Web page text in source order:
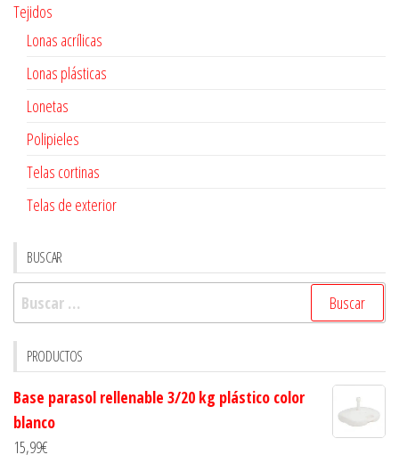
Tejidos
Lonas acrílicas
Lonas plásticas
Lonetas
Polipieles
Telas cortinas
Telas de exterior
BUSCAR
Buscar:
PRODUCTOS
Base parasol rellenable 3/20 kg plástico color
blanco
15,99€